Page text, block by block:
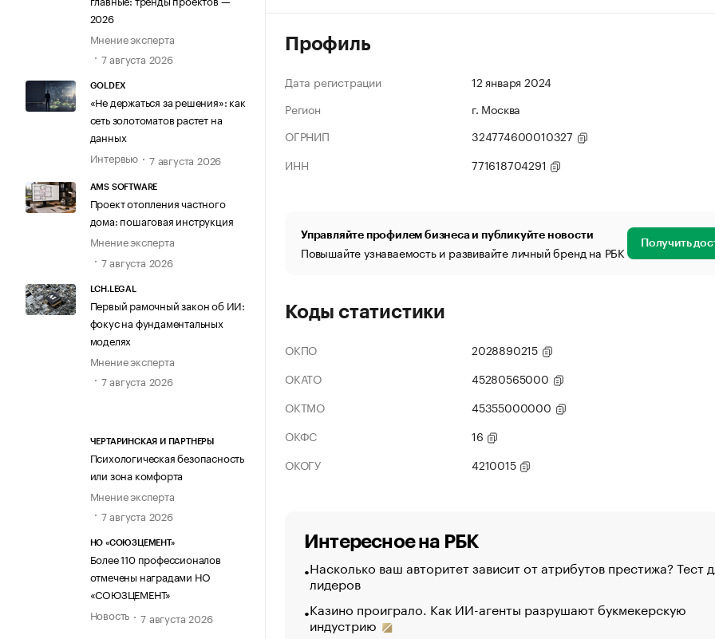
2026
Мнение эксперта
7 августа 2026
GOLDEX
«Не держаться за решения»: как
сеть золотоматов растет на
данных
Интервью
7 августа 2026
AMS SOFTWARE
Проект отопления частного
дома: пошаговая инструкция
Мнение эксперта
7 августа 2026
LCH.LEGAL
Первый рамочный закон об ИИ:
фокус на фундаментальных
моделях
Мнение эксперта
7 августа 2026
ЧЕРТАРИНСКАЯ И ПАРТНЕРЫ
Психологическая безопасность
или зона комфорта
Мнение эксперта
7 августа 2026
НО «СОЮЗЦЕМЕНТ»
Более 110 профессионалов
отмечены наградами НО
«СОЮЗЦЕМЕНТ»
Новость
7 августа 2026
Профиль
Дата регистрации
12 января 2024
Регион
г. Москва
ОГРНИП
324774600010327
ИНН
771618704291
Управляйте профилем бизнеса и публикуйте новости
Повышайте узнаваемость и развивайте личный бренд на РБК Получить
Коды статистики
ОКПО
2028890215
ОКАТО
45280565000
ОКТМО
45355000000
ОКФС
16
ОКОГУ
4210015
Интересное на РБК
Насколько ваш авторитет зависит от атрибутов престижа? Тест
лидеров
Казино проиграло. Как ИИ-агенты разрушают букмекерскую
индустрию